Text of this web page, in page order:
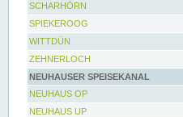
SCHARHÖRN
SPIEKEROOG
WITTDÜN
ZEHNERLOCH
NEUHAUSER SPEISEKANAL
NEUHAUS OP
NEUHAUS UP